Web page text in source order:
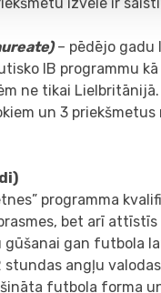
– pēdējo gadu
IB programmu
ne tikai Lielbritānijā.
un 3
programma
bet arī attīstīs
gūšanai gan futbola
stundas angļu
futbola forma